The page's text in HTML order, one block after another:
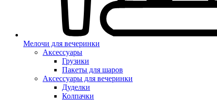
Мелочи для вечеринки
Аксессуары
Грузики
Пакеты для шаров
Аксессуары для вечеринки
Дуделки
Колпачки